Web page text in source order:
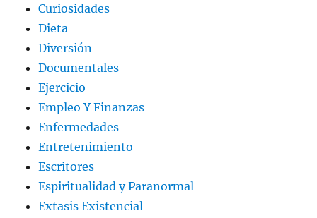
Curiosidades
Dieta
Diversión
Documentales
Ejercicio
Empleo Y Finanzas
Enfermedades
Entretenimiento
Escritores
Espiritualidad y Paranormal
Extasis Existencial